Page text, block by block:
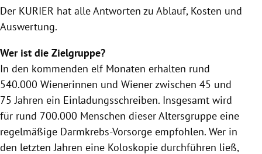
Der KURIER hat alle Antworten zu Ablauf, Kosten und
Auswertung.
Wer ist die Zielgruppe?
In den kommenden elf Monaten erhalten rund
540.000 Wienerinnen und Wiener zwischen 45 und
75 Jahren ein Einladungsschreiben. Insgesamt wird
für rund 700.000 Menschen dieser Altersgruppe eine
regelmäßige Darmkrebs-Vorsorge empfohlen. Wer in
den letzten Jahren eine Koloskopie durchführen ließ,